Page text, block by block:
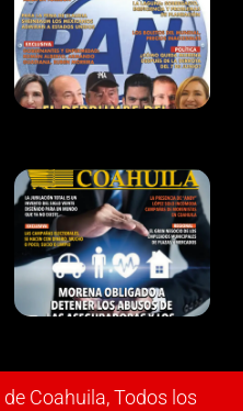
Coahuila, Todos los